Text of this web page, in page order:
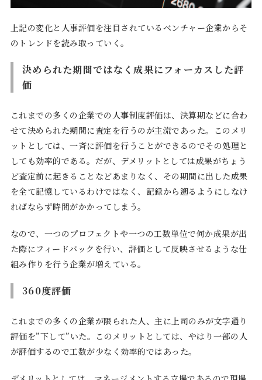
上記の変化と人事評価を注目されているベンチャー企業からそ
のトレンドを読み取っていく。
決められた期間ではなく成果にフォーカスした評
価
これまでの多くの企業での人事制度評価は、決算期などに合わ
せて決められた期間に査定を行うのが主流であった。このメリ
ットとしては、一斉に評価を行うことができるのでその処理と
しても効率的である。だが、デメリットとしては成果がちょう
ど査定前に起きることなどあまりなく、その期間に出した成果
を全て記憶しているわけではなく、記録から遡るようにしなけ
ればならず時間がかかってしまう。
なので、一つのプロフェクトや一つの工数単位で何か成果が出
た際にフィードバックを行い、評価として反映させるような仕
組み作りを行う企業が増えている。
360度評価
これまでの多くの企業が限られた人、主に上司のみが文字通り
評価を”下して”いた。このメリットとしては、やはり一部の人
が評価するので工数が少なく効率的ではあった。